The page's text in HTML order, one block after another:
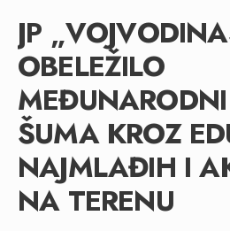
JP
OBELEŽILO
ŠUMA KROZ
NAJMLAĐIH I
NA TERENU